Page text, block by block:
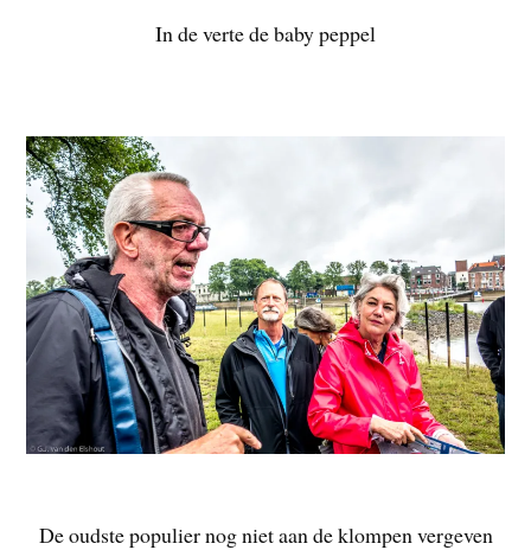
In de verte de baby peppel
De oudste populier nog niet aan de klompen vergeven